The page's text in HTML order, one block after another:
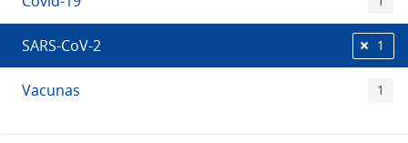
SARS-CoV-2 1
Vacunas 1